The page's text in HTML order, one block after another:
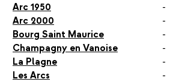
Arc 1950
-
Arc 2000
-
Bourg Saint Maurice
-
Champagny en Vanoise
-
La Plagne
-
Les Arcs
-